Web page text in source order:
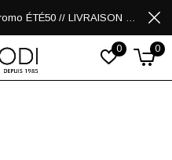
0 0
50% sur les soldes avec le code promo ÉTÉ50 // LIVRAISON GRATUITE POUR LES ACHATS DE 250$ ET PLUS